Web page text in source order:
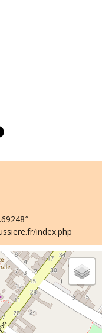
index.php